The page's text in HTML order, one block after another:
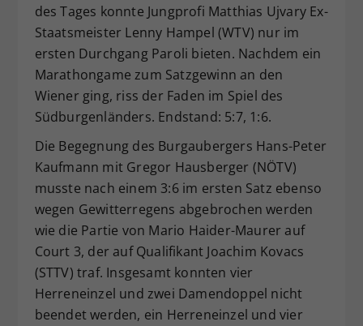
des Tages konnte Jungprofi Matthias Ujvary Ex-
Staatsmeister Lenny Hampel (WTV) nur im
ersten Durchgang Paroli bieten. Nachdem ein
Marathongame zum Satzgewinn an den
Wiener ging, riss der Faden im Spiel des
Südburgenländers. Endstand: 5:7, 1:6.
Die Begegnung des Burgaubergers Hans-Peter
Kaufmann mit Gregor Hausberger (NÖTV)
musste nach einem 3:6 im ersten Satz ebenso
wegen Gewitterregens abgebrochen werden
wie die Partie von Mario Haider-Maurer auf
Court 3, der auf Qualifikant Joachim Kovacs
(STTV) traf. Insgesamt konnten vier
Herreneinzel und zwei Damendoppel nicht
beendet werden, ein Herreneinzel und vier